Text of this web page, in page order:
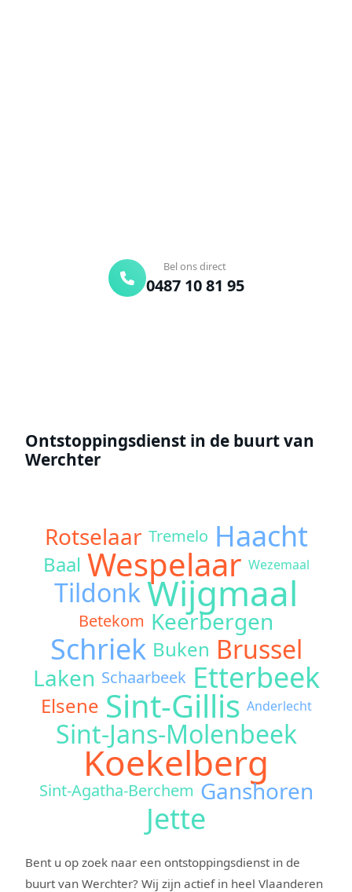
Bel ons direct
0487 10 81 95
Ontstoppingsdienst in de buurt van
Werchter
Rotselaar Tremelo Haacht
Baal Wespelaar Wezemaal
TildonkWijgmaal
Betekom Keerbergen
Schriek Buken Brussel
Laken Schaarbeek Etterbeek
Elsene Sint-Gillis Anderlecht
Sint-Jans-Molenbeek
Koekelberg
Sint-Agatha-Berchem Ganshoren
Jette
Bent u op zoek naar een ontstoppingsdienst in de
buurt van Werchter? Wij zijn actief in heel Vlaanderen